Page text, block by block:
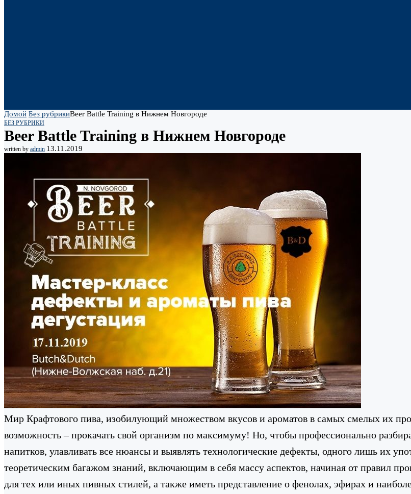
Домой Без рубрикиBeer Battle Training в Нижнем Новгороде
БЕЗ РУБРИКИ
Beer Battle Training в Нижнем Новгороде
written by admin 13.11.2019
Мир Крафтового пива, изобилующий множеством вкусов и ароматов в самых смелых их
возможность – прокачать свой организм по максимуму! Но, чтобы профессионально
напитков, улавливать все нюансы и выявлять технологические дефекты, одного лишь их
теоретическим багажом знаний, включающим в себя массу аспектов, начиная от правил
для тех или иных пивных стилей, а также иметь представление о фенолах, эфирах и